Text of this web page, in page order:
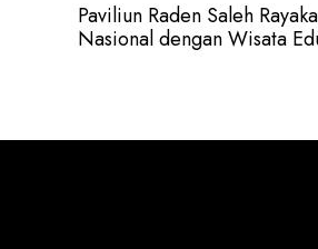
Paviliun Raden Saleh
Nasional dengan Wisata